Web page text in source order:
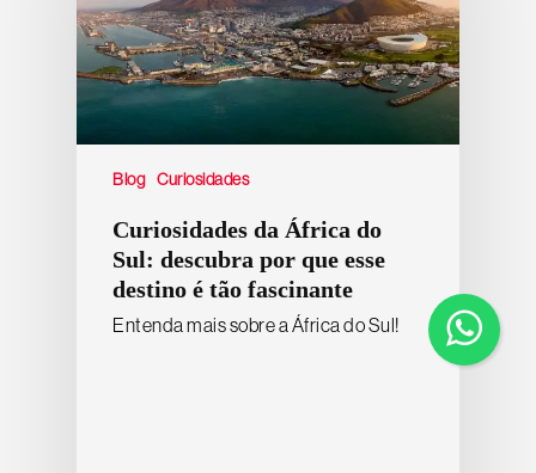
Blog Curiosidades
Curiosidades da África do
Sul: descubra por que esse
destino é tão fascinante
Entenda mais sobre a África do Sul!